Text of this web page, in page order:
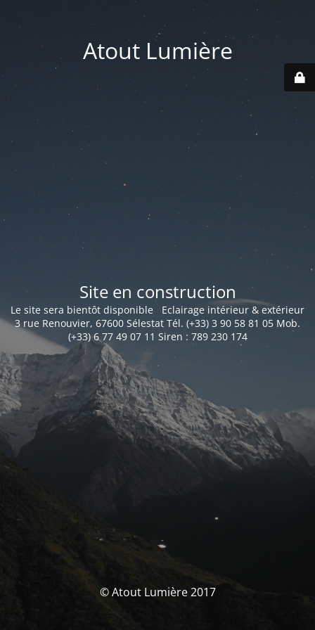
Atout Lumière
Site en construction
Le site sera bientôt disponible Eclairage intérieur & extérieur
3 rue Renouvier, 67600 Sélestat Tél. (+33) 3 90 58 81 05 Mob.
(+33) 6 77 49 07 11 Siren : 789 230 174
© Atout Lumière 2017